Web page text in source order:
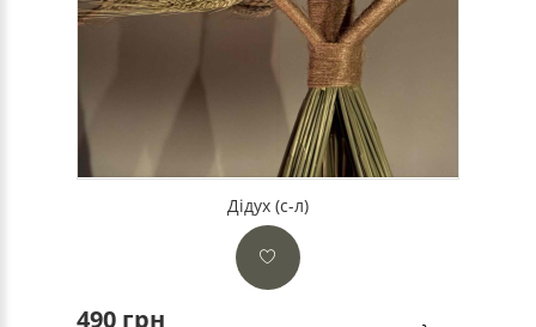
Дідух (с-л)
490 грн